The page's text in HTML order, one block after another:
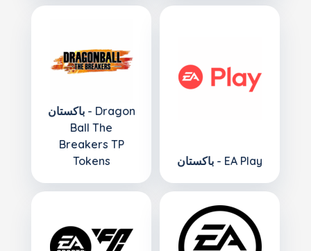
باكستان - Dragon
Ball The
Breakers TP
Tokens
باكستان - EA Play